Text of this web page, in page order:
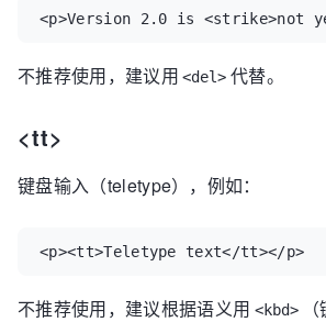
<p>Version 2.0 is <strike>not
不推荐使用，建议用 <del> 代替。
<tt>
键盘输入（teletype），例如：
<p><tt>Teletype text</tt></p>
不推荐使用，建议根据语义用 <kbd>